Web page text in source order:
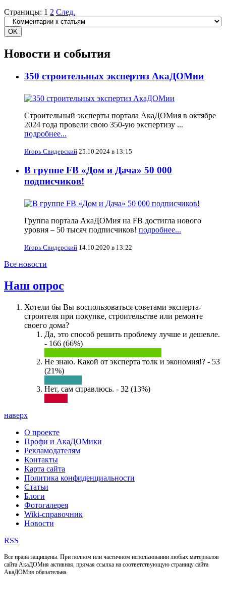
Страницы: 1 2 След.
Новости и события
350 строительных экспертиз АкаДОМии
Строительный эксперты портала АкаДОМия в октябре
2024 года провели свою 350-ую экспертизу ...
подробнее...
Игорь Свидерский 25.10.2024 в 13:15
В группе FB «Дом и Дача» 50 000
подписчиков!
Группа портала АкаДОМия на FB достигла нового
уровня – 50 тысяч подписчиков! подробнее...
Игорь Свидерский 14.10.2020 в 13:22
Все новости
Наш опрос
Хотели бы Вы воспользоваться советами эксперта-
строителя при покупке, строительстве или ремонте
своего дома?
Да, это способ решить проблему лучше и дешевле.
- 166 (66%)
Не знаю. Какой от эксперта толк и экономия!? - 53
(21%)
Нет, сам справлюсь. - 32 (13%)
наверх
О проекте
Профи и АкаДОМики
Рекламодателям
Контакты
Карта сайта
Политика конфиденциальности
Статьи
Блоги
Фотогалерея
Wiki-справочник
Новости
RSS
Все права защищены. При полном или частичном использовании любых материалов
сайта АкаДОМия активная, прямая ссылка на соответствующую страницу сайта
АкаДОМия обязательна.